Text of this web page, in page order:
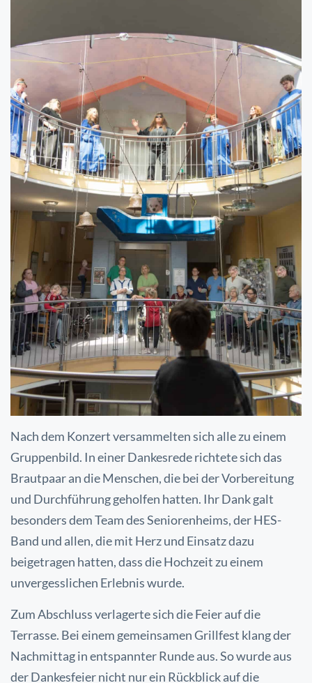
Nach dem Konzert versammelten sich alle zu einem
Gruppenbild. In einer Dankesrede richtete sich das
Brautpaar an die Menschen, die bei der Vorbereitung
und Durchführung geholfen hatten. Ihr Dank galt
besonders dem Team des Seniorenheims, der HES-
Band und allen, die mit Herz und Einsatz dazu
beigetragen hatten, dass die Hochzeit zu einem
unvergesslichen Erlebnis wurde.
Zum Abschluss verlagerte sich die Feier auf die
Terrasse. Bei einem gemeinsamen Grillfest klang der
Nachmittag in entspannter Runde aus. So wurde aus
der Dankesfeier nicht nur ein Rückblick auf die